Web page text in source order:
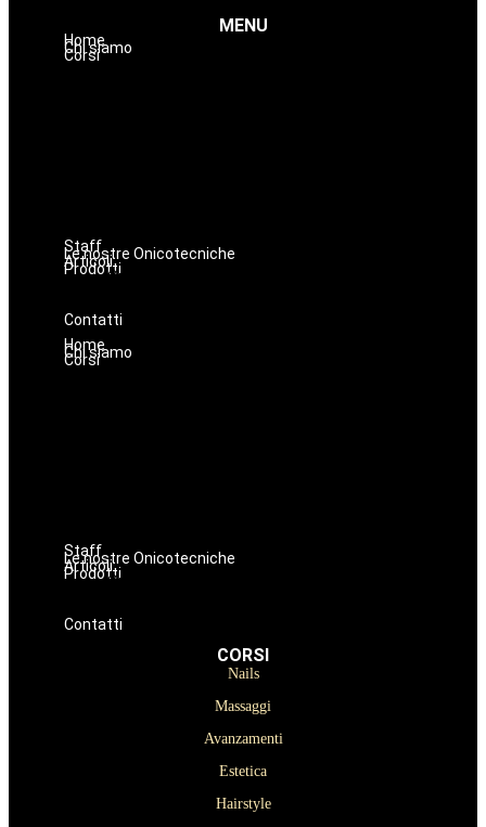
MENU
Home
Chi siamo
Corsi
Staff
Le nostre Onicotecniche
Articoli
ProdottiOniconails
Prodotti per ricostruzione unghie
Contatti
Home
Chi siamo
Corsi
Staff
Le nostre Onicotecniche
Articoli
ProdottiOniconails
Prodotti per ricostruzione unghie
Contatti
CORSI
Nails
Massaggi
Avanzamenti
Estetica
Hairstyle